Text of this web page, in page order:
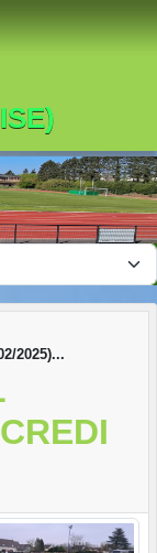
2025)...